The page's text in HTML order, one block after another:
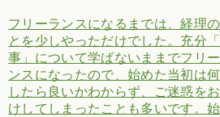
フリーランスになるまでは、経理の
とを少しやっただけでした。充分
事」について学ばないままでフリ
ンスになったので、始めた当初は
したら良いかわからず、ご迷惑を
けしてしまったことも多いです。